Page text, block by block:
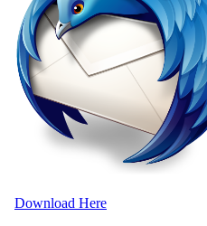
Download Here